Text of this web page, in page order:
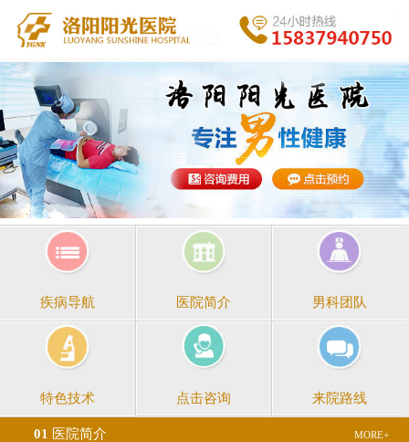
疾病导航 医院简介 男科团队
特色技术 点击咨询 来院路线
01 医院简介 MORE+